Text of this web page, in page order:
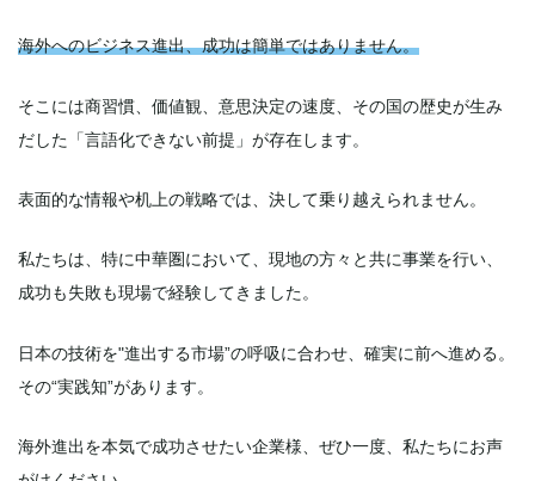
海外へのビジネス進出、成功は簡単ではありません。
そこには商習慣、価値観、意思決定の速度、その国の歴史が生み
だした「言語化できない前提」が存在します。
表面的な情報や机上の戦略では、決して乗り越えられません。
私たちは、特に中華圏において、現地の方々と共に事業を行い、
成功も失敗も現場で経験してきました。
日本の技術を"進出する市場”の呼吸に合わせ、確実に前へ進める。
その“実践知”があります。
海外進出を本気で成功させたい企業様、ぜひ一度、私たちにお声